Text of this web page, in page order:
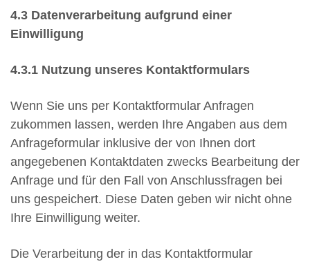
4.3 Datenverarbeitung aufgrund einer
Einwilligung
4.3.1 Nutzung unseres Kontaktformulars
Wenn Sie uns per Kontaktformular Anfragen
zukommen lassen, werden Ihre Angaben aus dem
Anfrageformular inklusive der von Ihnen dort
angegebenen Kontaktdaten zwecks Bearbeitung der
Anfrage und für den Fall von Anschlussfragen bei
uns gespeichert. Diese Daten geben wir nicht ohne
Ihre Einwilligung weiter.
Die Verarbeitung der in das Kontaktformular